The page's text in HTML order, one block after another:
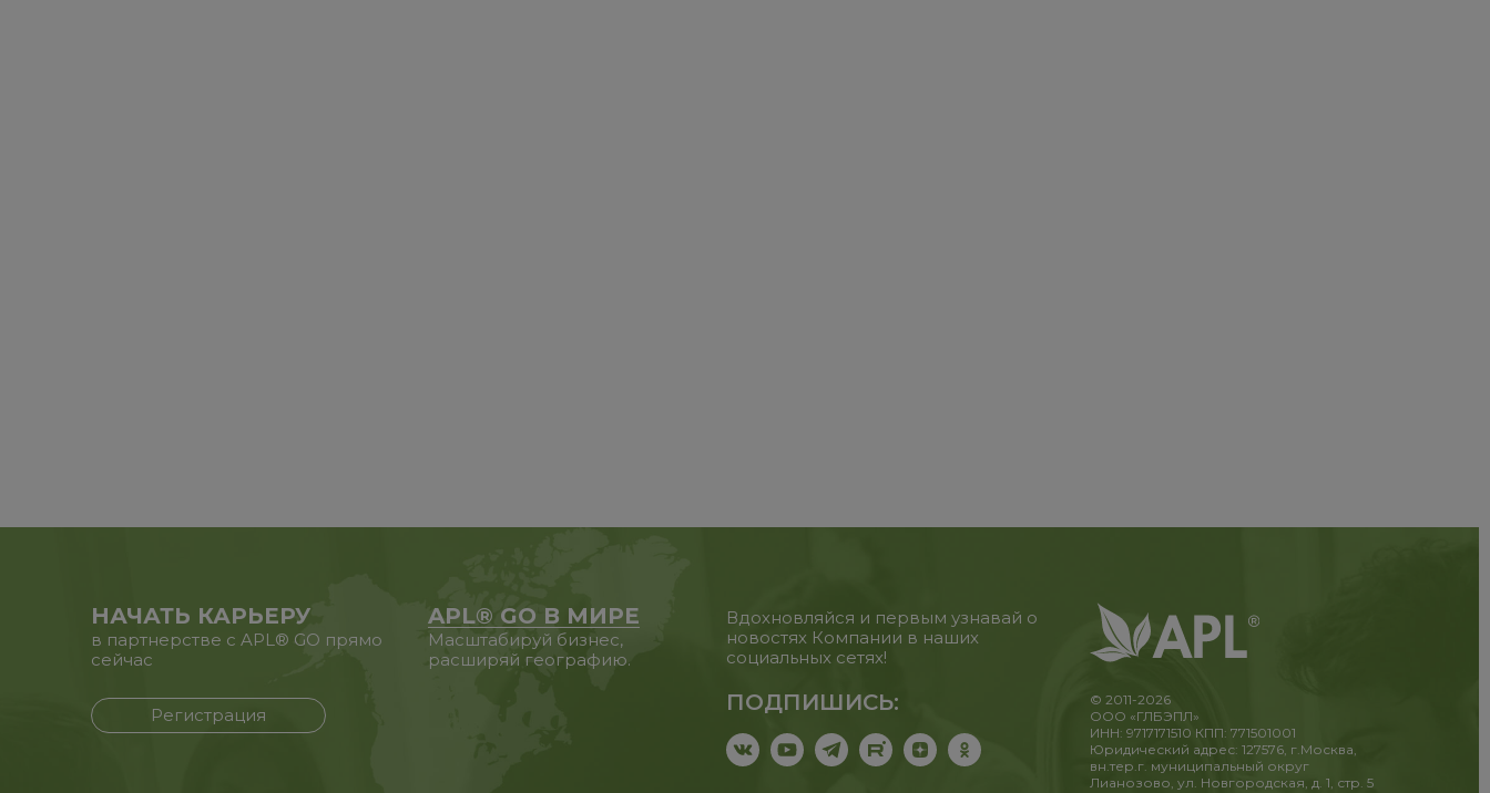
НАЧАТЬ КАРЬЕРУ
в партнерстве с APL® GO прямо
сейчас
Регистрация
APL® GO В МИРЕ
Масштабируй бизнес,
расширяй географию.
Вдохновляйся и первым узнавай о
новостях Компании в наших
социальных сетях!
ПОДПИШИСЬ:
© 2011-2026
ООО «ГЛБЭПЛ»
ИНН: 9717171510 КПП: 771501001
Юридический адрес: 127576, г.Москва,
вн.тер.г. муниципальный округ
Лианозово, ул. Новгородская, д. 1, стр. 5